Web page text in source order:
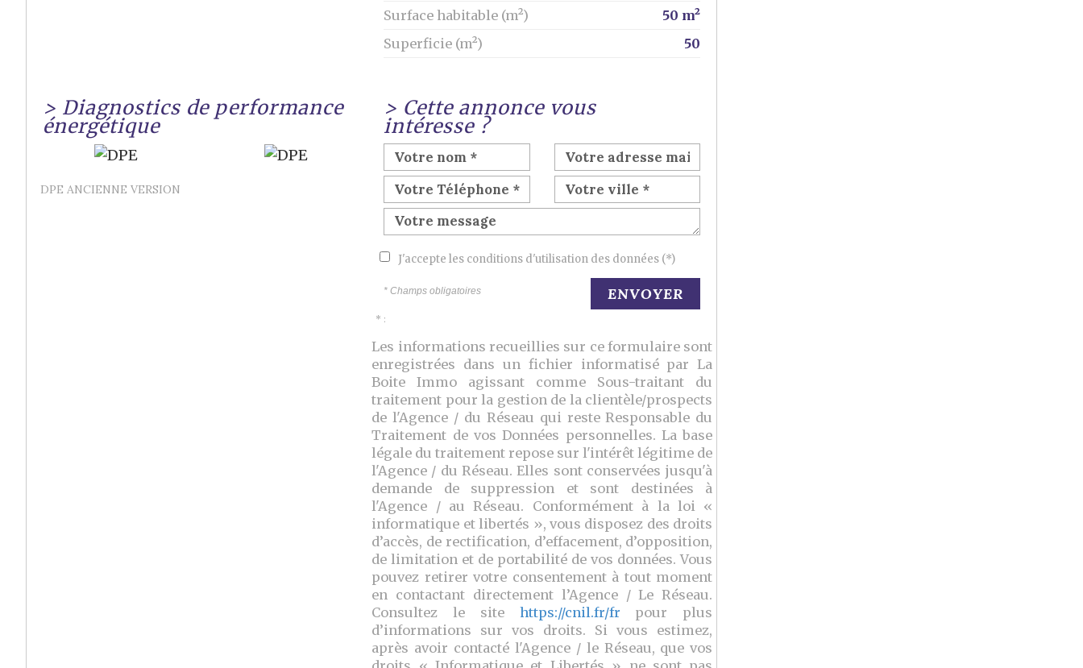
Surface habitable (m²)
50 m²
Superficie (m²)
50
> Diagnostics de performance
énergétique
DPE ANCIENNE VERSION
> Cette annonce vous
intéresse ?
J'accepte les conditions d'utilisation des données (*)
* Champs obligatoires ENVOYER
* :
Les informations recueillies sur ce formulaire sont
enregistrées dans un fichier informatisé par La
Boite Immo agissant comme Sous-traitant du
traitement pour la gestion de la clientèle/prospects
de l'Agence / du Réseau qui reste Responsable du
Traitement de vos Données personnelles. La base
légale du traitement repose sur l'intérêt légitime de
l'Agence / du Réseau. Elles sont conservées jusqu'à
demande de suppression et sont destinées à
l'Agence / au Réseau. Conformément à la loi «
informatique et libertés », vous disposez des droits
d’accès, de rectification, d’effacement, d’opposition,
de limitation et de portabilité de vos données. Vous
pouvez retirer votre consentement à tout moment
en contactant directement l’Agence / Le Réseau.
Consultez le site https://cnil.fr/fr pour plus
d’informations sur vos droits. Si vous estimez,
après avoir contacté l'Agence / le Réseau, que vos